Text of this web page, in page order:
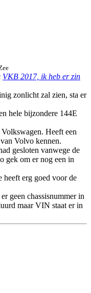
VKB 2017, ik heb er zin
zonlicht zal zien, sta er
hele bijzondere 144E
Heeft een
Volvo kennen.
gesloten vanwege de
gek om er nog een in
heeft erg goed voor de
geen chassisnummer in
maar VIN staat er in